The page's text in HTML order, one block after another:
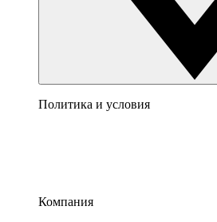
Политика и условия
Компания